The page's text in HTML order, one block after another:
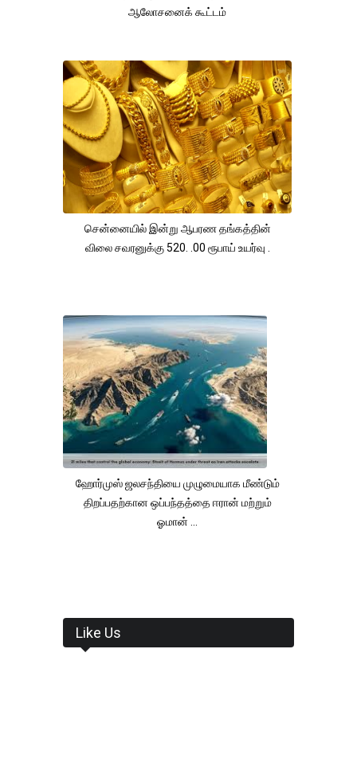
ஆலோசனைக் கூட்டம்
சென்னையில் இன்று ஆபரண தங்கத்தின்
விலை சவரனுக்கு 520. .00 ரூபாய் உயர்வு .
ஹோர்முஸ் ஜலசந்தியை முழுமையாக மீண்டும்
திறப்பதற்கான ஒப்பந்தத்தை ஈரான் மற்றும்
ஓமான் ...
Like Us